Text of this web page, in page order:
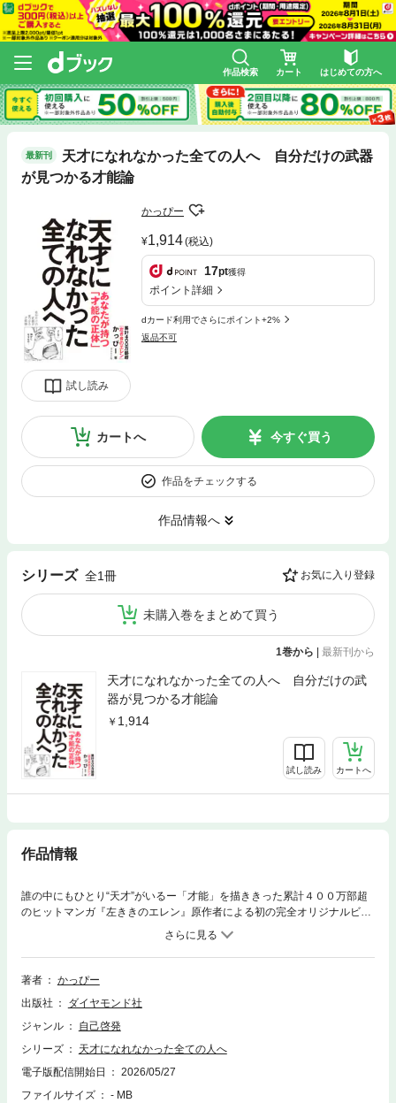
作品検索 カート はじめての方へ
最新刊
天才になれなかった全ての人へ 自分だけの武器
が見つかる才能論
試し読み
かっぴー
1,914(税込)
17pt獲得
ポイント詳細
dカード利用でさらにポイント+2%
返品不可
カートへ 今すぐ買う
作品をチェックする
作品情報へ
シリーズ 全1冊 お気に入り登録
未購入巻をまとめて買う
1巻から | 最新刊から
天才になれなかった全ての人へ 自分だけの武
器が見つかる才能論
1,914
試し読み カートへ
作品情報
誰の中にもひとり“天才”がいるー「才能」を描ききった累計４００万部超
のヒットマンガ『左ききのエレン』原作者による初の完全オリジナルビジ
ネス書。誰よりも才能に悩み葛藤して辿り着いた「自分だけの武器が見つ
かる才能論」。原作を読んでいてもいなくてもわかる、あなただけの「才
能の正体」と咲くべき場所の見つけ方
著者
かっぴー
出版社
ダイヤモンド社
ジャンル
自己啓発
シリーズ
天才になれなかった全ての人へ
電子版配信開始日
2026/05/27
ファイルサイズ
- MB